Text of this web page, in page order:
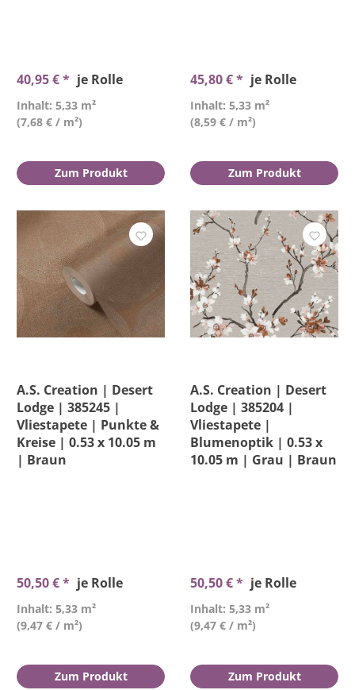
40,95 € * je Rolle
Inhalt: 5,33 m²
(7,68 € / m²)
Zum Produkt
45,80 € * je Rolle
Inhalt: 5,33 m²
(8,59 € / m²)
Zum Produkt
A.S. Creation | Desert
Lodge | 385245 |
Vliestapete | Punkte &
Kreise | 0.53 x 10.05 m
| Braun
50,50 € * je Rolle
Inhalt: 5,33 m²
(9,47 € / m²)
Zum Produkt
A.S. Creation | Desert
Lodge | 385204 |
Vliestapete |
Blumenoptik | 0.53 x
10.05 m | Grau | Braun
50,50 € * je Rolle
Inhalt: 5,33 m²
(9,47 € / m²)
Zum Produkt